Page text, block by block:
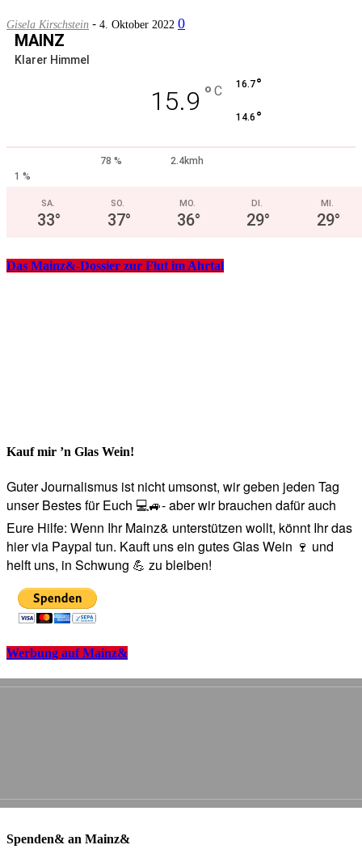
Gisela Kirschstein - 4. Oktober 2022 0
MAINZ
Klarer Himmel
15.9 ° C 16.7°
14.6 °
78 %
2.4kmh
1 %
SA.
33°
SO.
37°
MO.
36°
DI.
29°
MI.
29°
Das Mainz&-Dossier zur Flut im Ahrtal
Kauf mir ’n Glas Wein!
Guter Journalismus ist nicht umsonst, wir geben jeden Tag
unser Bestes für Euch 💻🚙- aber wir brauchen dafür auch
Eure Hilfe: Wenn Ihr Mainz& unterstützen wollt, könnt Ihr das
hier via Paypal tun. Kauft uns ein gutes Glas Wein 🍷 und
helft uns, in Schwung 💪 zu bleiben!
Werbung auf Mainz&
Spenden& an Mainz&